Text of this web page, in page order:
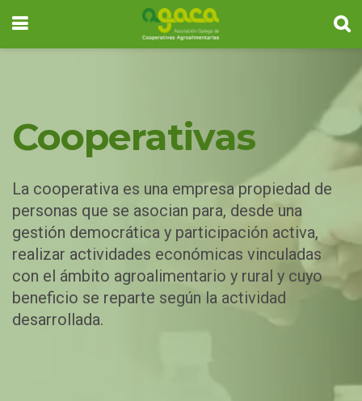
Cooperativas
La cooperativa es una empresa propiedad de
personas que se asocian para, desde una
gestión democrática y participación activa,
realizar actividades económicas vinculadas
con el ámbito agroalimentario y rural y cuyo
beneficio se reparte según la actividad
desarrollada.